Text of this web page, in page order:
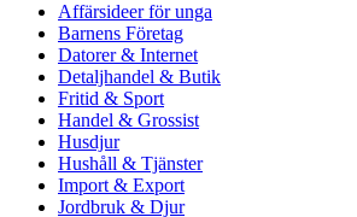
Affärsideer för unga
Barnens Företag
Datorer & Internet
Detaljhandel & Butik
Fritid & Sport
Handel & Grossist
Husdjur
Hushåll & Tjänster
Import & Export
Jordbruk & Djur